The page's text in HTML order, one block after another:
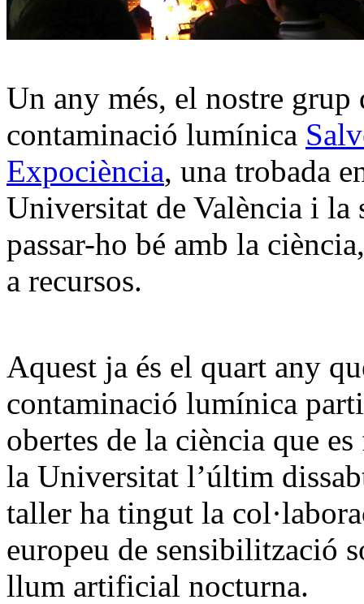
Un any més, el nostre grup
contaminació lumínica
Expociència, una trobada
Universitat de València i la
passar-ho bé amb la
a recursos.
Aquest ja és el quart any
contaminació lumínica
obertes de la ciència que
la Universitat l’últim
taller ha tingut la
europeu de sensibilització
llum artificial nocturna.